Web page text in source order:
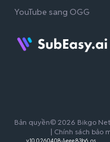
YouTube sang OGG
Bản quyền© 2026 Bikgo
| Chính sách bảo
v1.0.0.260408-1-eee83b6_os